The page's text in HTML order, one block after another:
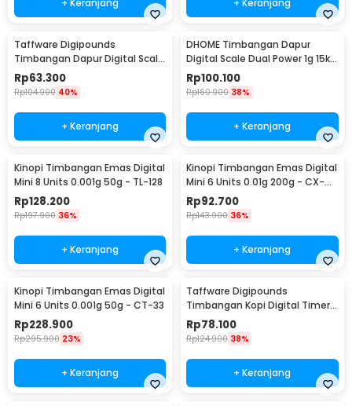
Taffware Digipounds
Timbangan Dapur Digital Scale
Battery 0.1g 2kg - K70a
Rp63.300
Rp104.900 40%
+ Keranjang
DHOME Timbangan Dapur
Digital Scale Dual Power 1g 15kg
- JJ210
Rp100.100
Rp160.900 38%
+ Keranjang
Kinopi Timbangan Emas Digital
Mini 8 Units 0.001g 50g - TL-128
Rp128.200
Rp197.900 36%
+ Keranjang
Kinopi Timbangan Emas Digital
Mini 6 Units 0.01g 200g - CX-
129
Rp92.700
Rp143.900 36%
+ Keranjang
Kinopi Timbangan Emas Digital
Mini 6 Units 0.001g 50g - CT-33
Rp228.900
Rp295.900 23%
+ Keranjang
Taffware Digipounds
Timbangan Kopi Digital Timer
Coffee Scale 3kg 0.1g - CK2150
Rp78.100
Rp124.900 38%
+ Keranjang